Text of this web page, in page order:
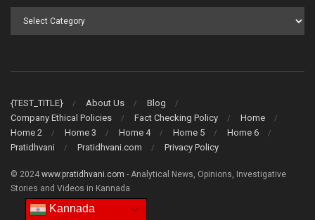
{TEST_TITLE} About Us
Blog
Company Ethical Policies
Fact Checking Policy
Home
Home 2
Home 3 Home 4 Home 5
Home 6
Pratidhvani
Pratidhvani.com Privacy Policy
© 2024 www.pratidhvani.com - Analytical News, Opinions, Investigative
Stories and Videos in Kannada
Kannada